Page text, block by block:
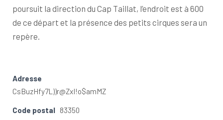
poursuit la direction du Cap Taillat, l’endroit est à 600
de ce départ et la présence des petits cirques sera un
repère.
Adresse
CsBuzHfy7L))r@ZxI!o$amMZ
Code postal 83350